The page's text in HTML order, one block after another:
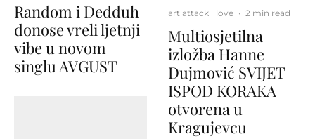
Random i Dedduh
donose vreli ljetnji
vibe u novom
singlu AVGUST
art attack love · 2 min read
Multiosjetilna
izložba Hanne
Dujmović SVIJET
ISPOD KORAKA
otvorena u
Kragujevcu